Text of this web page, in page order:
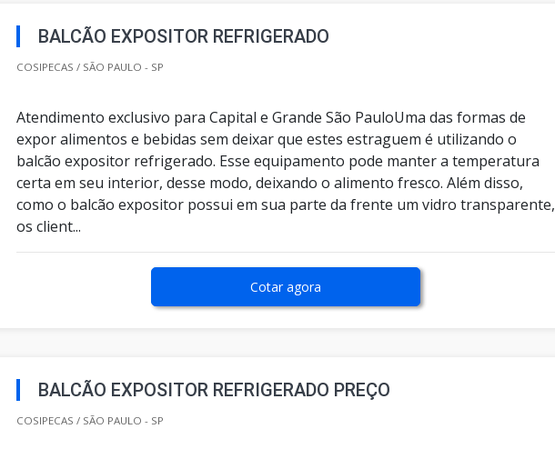
BALCÃO EXPOSITOR REFRIGERADO
COSIPECAS / SÃO PAULO - SP
Atendimento exclusivo para Capital e Grande São PauloUma das formas de
expor alimentos e bebidas sem deixar que estes estraguem é utilizando o
balcão expositor refrigerado. Esse equipamento pode manter a temperatura
certa em seu interior, desse modo, deixando o alimento fresco. Além disso,
como o balcão expositor possui em sua parte da frente um vidro transparente,
os client...
Cotar agora
BALCÃO EXPOSITOR REFRIGERADO PREÇO
COSIPECAS / SÃO PAULO - SP